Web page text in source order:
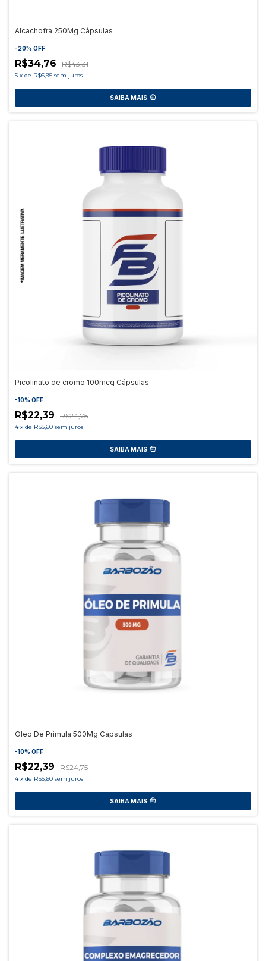
Alcachofra 250Mg Cápsulas
-20% OFF
R$34,76 R$43,31
5 x de R$6,95 sem juros
SAIBA MAIS
Picolinato de cromo 100mcg Cápsulas
-10% OFF
R$22,39 R$24,75
4 x de R$5,60 sem juros
SAIBA MAIS
Oleo De Primula 500Mg Cápsulas
-10% OFF
R$22,39 R$24,75
4 x de R$5,60 sem juros
SAIBA MAIS